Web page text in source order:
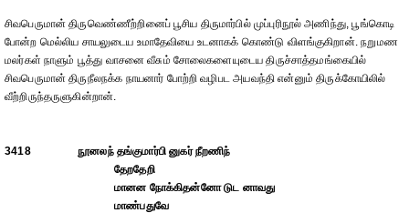
சிவபெருமான் திருவெண்ணீற்றினைப் பூசிய திருமார்பில் முப்புரிநூல் அணிந்து, பூங்கொடி
போன்ற மெல்லிய சாயலுடைய உமாதேவியை உடனாகக் கொண்டு விளங்குகிறான். நறுமண
மலர்கள் நாளும் பூத்து வாசனை வீசும் சோலைகளையுடைய திருச்சாத்தமங்கையில்
சிவபெருமான் திருநீலநக்க நாயனார் போற்றி வழிபட அயவந்தி என்னும் திருக்கோயிலில்
வீற்றிருந்தருளுகின்றான்.
3418
நூனலந் தங்குமார்பி னுகர் நீறணிந்
தேறதேறி
மானன நோக்கிதன்னோ டுட னாவது
மாண்பதுவே